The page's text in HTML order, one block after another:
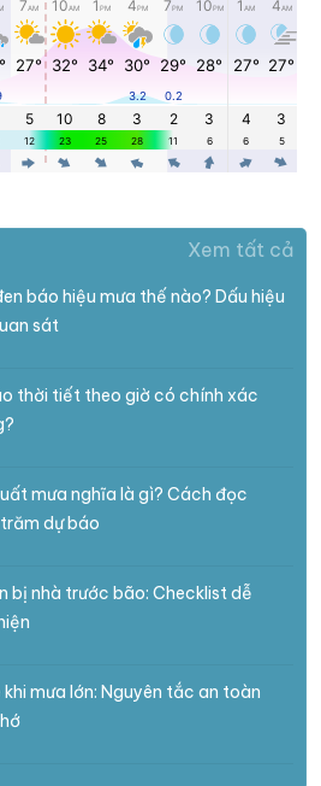
Xem tất cả
báo hiệu mưa thế nào? Dấu hiệu
sát
thời tiết theo giờ có chính xác
mưa nghĩa là gì? Cách đọc
dự báo
bị nhà trước bão: Checklist dễ
khi mưa lớn: Nguyên tắc an toàn